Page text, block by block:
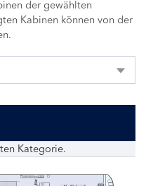
der gewählten
Kabinen können von der
Kategorie.